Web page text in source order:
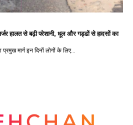
हालत से बढ़ी परेशानी, धूल और गड्ढों से हादसों का
मार्ग इन दिनों लोगों के लिए...